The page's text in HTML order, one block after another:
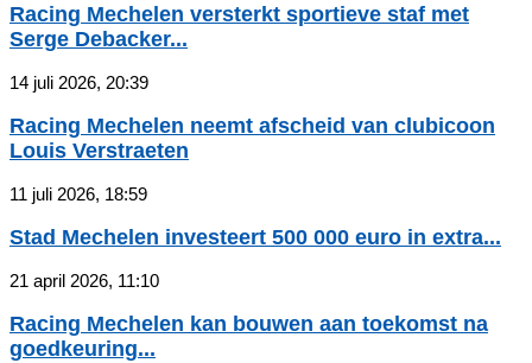
Racing Mechelen versterkt sportieve staf met
Serge Debacker...
14 juli 2026, 20:39
Racing Mechelen neemt afscheid van clubicoon
Louis Verstraeten
11 juli 2026, 18:59
Stad Mechelen investeert 500 000 euro in extra...
21 april 2026, 11:10
Racing Mechelen kan bouwen aan toekomst na
goedkeuring...